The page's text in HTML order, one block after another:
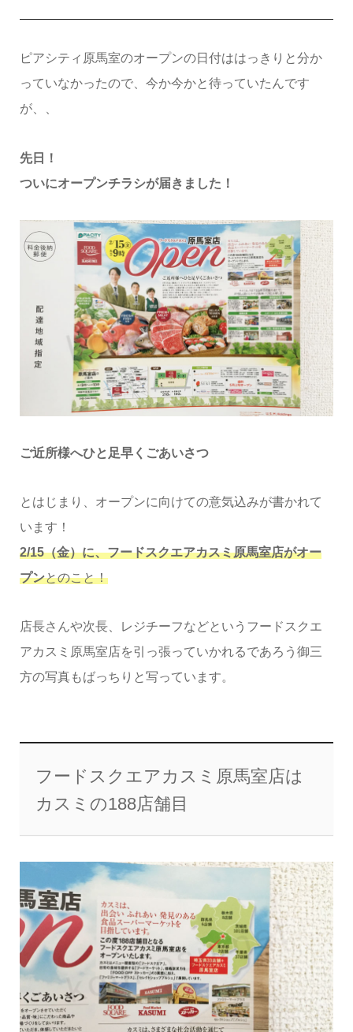
ピアシティ原馬室のオープンの日付ははっきりと分か
っていなかったので、今か今かと待っていたんです
が、、
先日！
ついにオープンチラシが届きました！
ご近所様へひと足早くごあいさつ
とはじまり、オープンに向けての意気込みが書かれて
います！
2/15（金）に、フードスクエアカスミ原馬室店がオー
プンとのこと！
店長さんや次長、レジチーフなどというフードスクエ
アカスミ原馬室店を引っ張っていかれるであろう御三
方の写真もばっちりと写っています。
フードスクエアカスミ原馬室店は
カスミの188店舗目